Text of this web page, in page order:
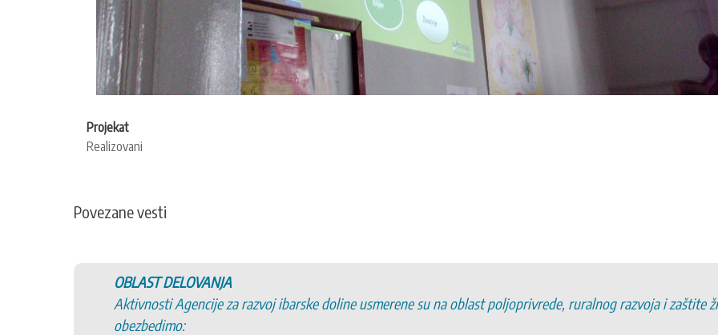
Projekat
Realizovani
Povezane vesti
OBLAST DELOVANJA
Aktivnosti Agencije za razvoj ibarske doline usmerene su na oblast poljoprivrede, ruralnog razvoja i zaštite
obezbedimo: